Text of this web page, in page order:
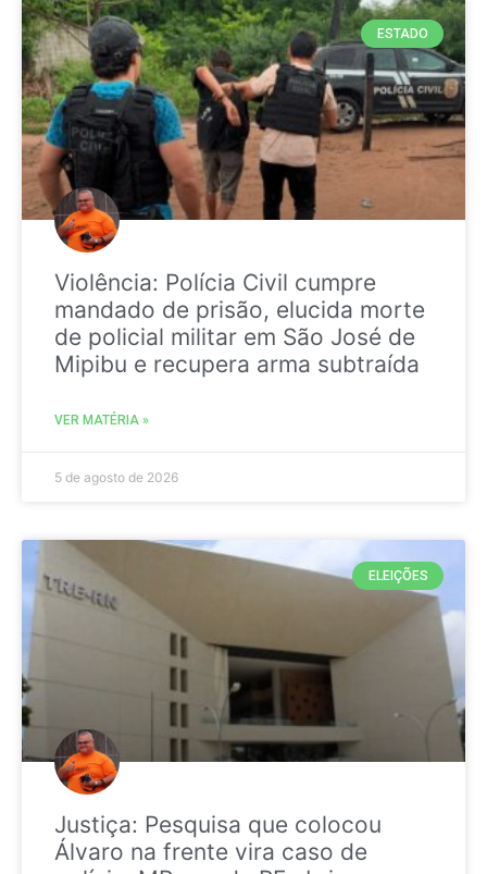
ESTADO
Violência: Polícia Civil cumpre
mandado de prisão, elucida morte
de policial militar em São José de
Mipibu e recupera arma subtraída
VER MATÉRIA »
5 de agosto de 2026
ELEIÇÕES
Justiça: Pesquisa que colocou
Álvaro na frente vira caso de